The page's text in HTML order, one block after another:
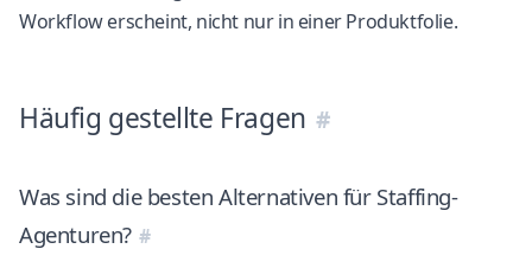
Workflow erscheint, nicht nur in einer Produktfolie.
Häufig gestellte Fragen
Was sind die besten Alternativen für Staffing-
Agenturen?